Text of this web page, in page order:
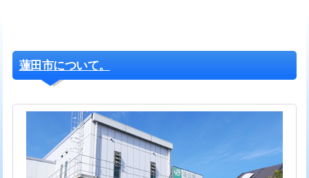
蓮田市について。